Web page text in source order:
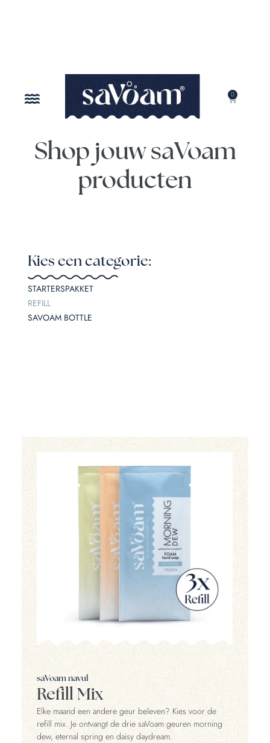
0
Shop jouw saVoam
producten
Kies een categorie:
STARTERSPAKKET
REFILL
SAVOAM BOTTLE
saVoam navul
Refill Mix
Elke maand een andere geur beleven? Kies voor de
refill mix. Je ontvangt de drie saVoam geuren morning
dew, eternal spring en daisy daydream.